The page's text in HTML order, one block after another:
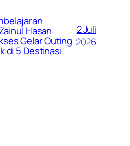
Hasan
Gelar Outing
di 5 Destinasi
2 Juli
2026